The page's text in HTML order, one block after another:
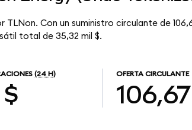
TLNon. Con un suministro circulante de
total de 35,32 mil $.
(24 H) OFERTA CIRCULANTE
106,67